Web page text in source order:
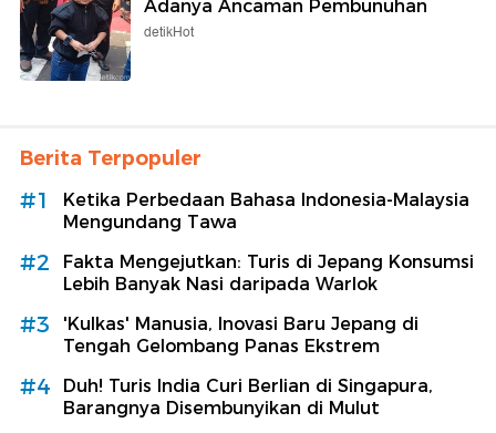
Adanya Ancaman Pembunuhan
detikHot
Berita Terpopuler
#1
Ketika Perbedaan Bahasa Indonesia-Malaysia
Mengundang Tawa
#2
Fakta Mengejutkan: Turis di Jepang Konsumsi
Lebih Banyak Nasi daripada Warlok
#3
'Kulkas' Manusia, Inovasi Baru Jepang di
Tengah Gelombang Panas Ekstrem
#4
Duh! Turis India Curi Berlian di Singapura,
Barangnya Disembunyikan di Mulut